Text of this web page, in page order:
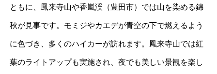
ともに、鳳来寺山や香嵐渓（豊田市）では山を染める錦
秋が見事です。モミジやカエデが青空の下で燃えるよう
に色づき、多くのハイカーが訪れます。鳳来寺山では紅
葉のライトアップも実施され、夜でも美しい景観を楽し